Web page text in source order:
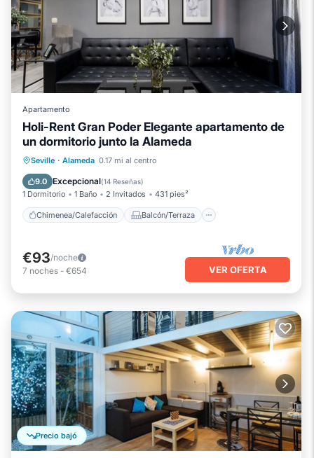
Apartamento
Holi-Rent Gran Poder Elegante apartamento de
un dormitorio junto la Alameda
Seville · Alameda 0.17 mi al centro
9.0 Excepcional(14 Reseñas)
1 Dormitorio 1 Baño 2 Invitados 431 pies²
Chimenea/Calefacción Balcón/Terraza
Chimenea/Calefacción
Cocina
Aire acondicionado
€93/noche
7 noches - €654 VER OFERTA
Precio bajó